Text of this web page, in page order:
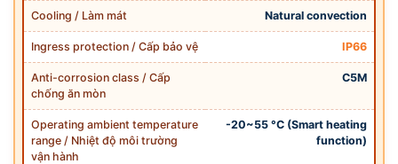
Cooling / Làm mát Natural convection
Ingress protection / Cấp bảo vệ IP66
Anti-corrosion class / Cấp
chống ăn mòn
C5M
Operating ambient temperature
range / Nhiệt độ môi trường
vận hành
-20~55 °C (Smart heating
function)